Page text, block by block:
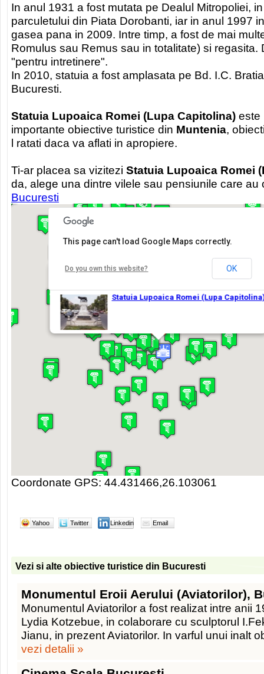
In anul 1931 a fost mutata pe Dealul Mitropoliei,
parculetului din Piata Dorobanti, iar in anul 1997
gasea pana in 2009. Intre timp, a fost de mai
Romulus sau Remus sau in totalitate) si regasita.
"pentru intretinere".
In 2010, statuia a fost amplasata pe Bd. I.C.
Bucuresti.
Statuia Lupoaica Romei (Lupa Capitolina) este
importante obiective turistice din Muntenia,
l ratati daca va aflati in apropiere.
Ti-ar placea sa vizitezi Statuia Lupoaica Romei
da, alege una dintre vilele sau pensiunile care au
Bucuresti
Coordonate GPS: 44.431466,26.103061
Yahoo Twitter Linkedin Email
Vezi si alte obiective turistice din Bucuresti
Monumentul Eroii Aerului (Aviatorilor),
Monumentul Aviatorilor a fost realizat intre anii
Lydia Kotzebue, in colaborare cu sculptorul
Jianu, in prezent Aviatorilor. In varful unui inalt
vezi detalii »